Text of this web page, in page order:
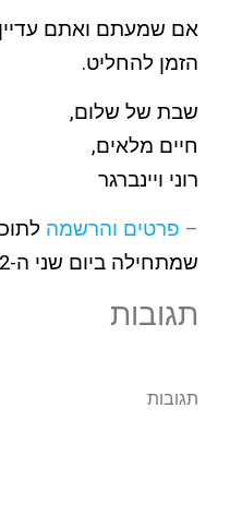
אם שמעתם ואתם
הזמן להחליט.
שבת של שלום,
חיים מלאים,
רוני ויינברגר
– פרטים והרשמה
שמתחילה ביום שני ה-4.4.22
תגובות
תגובות